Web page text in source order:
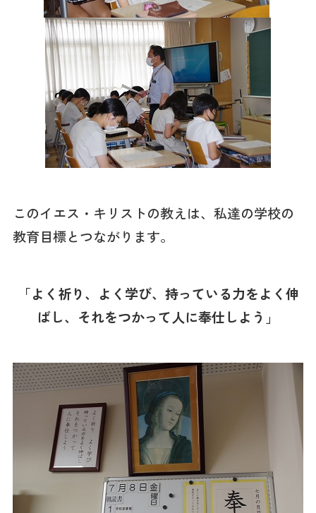
このイエス・キリストの教えは、私達の学校の
教育目標とつながります。
「よく祈り、よく学び、持っている力をよく伸
ばし、それをつかって人に奉仕しよう」